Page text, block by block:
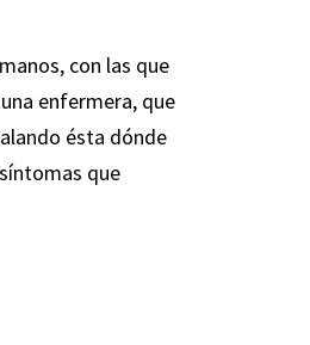
con las que
enfermera, que
ésta dónde
que